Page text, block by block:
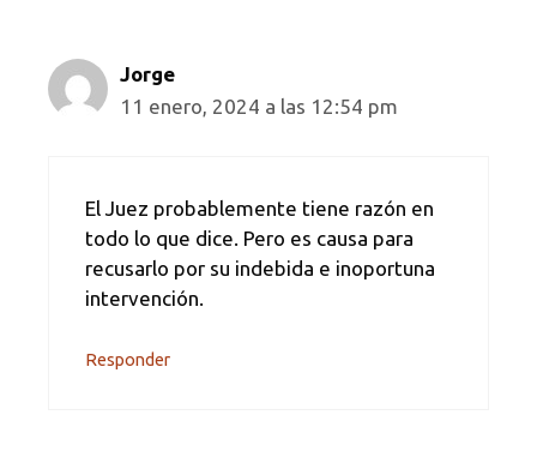
Jorge
11 enero, 2024 a las 12:54 pm
El Juez probablemente tiene razón en
todo lo que dice. Pero es causa para
recusarlo por su indebida e inoportuna
intervención.
Responder